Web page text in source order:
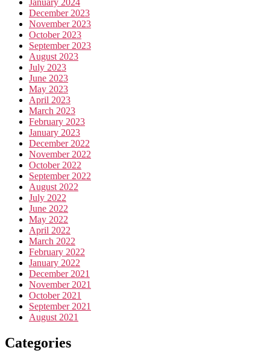
January 2024
December 2023
November 2023
October 2023
September 2023
August 2023
July 2023
June 2023
May 2023
April 2023
March 2023
February 2023
January 2023
December 2022
November 2022
October 2022
September 2022
August 2022
July 2022
June 2022
May 2022
April 2022
March 2022
February 2022
January 2022
December 2021
November 2021
October 2021
September 2021
August 2021
Categories